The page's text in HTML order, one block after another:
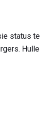
status te
Hulle